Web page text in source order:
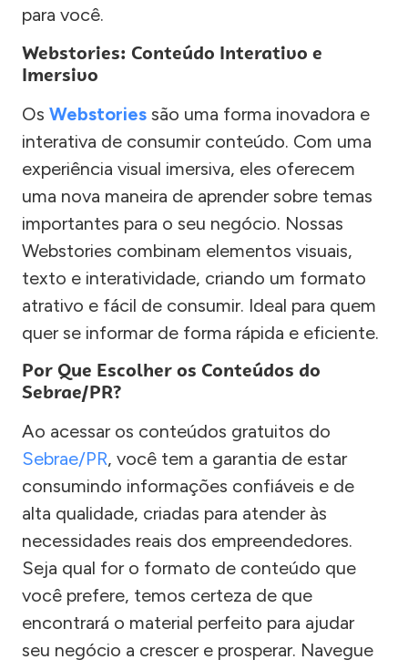
para você.
Webstories: Conteúdo Interativo e
Imersivo
Os Webstories são uma forma inovadora e
interativa de consumir conteúdo. Com uma
experiência visual imersiva, eles oferecem
uma nova maneira de aprender sobre temas
importantes para o seu negócio. Nossas
Webstories combinam elementos visuais,
texto e interatividade, criando um formato
atrativo e fácil de consumir. Ideal para quem
quer se informar de forma rápida e eficiente.
Por Que Escolher os Conteúdos do
Sebrae/PR?
Ao acessar os conteúdos gratuitos do
Sebrae/PR, você tem a garantia de estar
consumindo informações confiáveis e de
alta qualidade, criadas para atender às
necessidades reais dos empreendedores.
Seja qual for o formato de conteúdo que
você prefere, temos certeza de que
encontrará o material perfeito para ajudar
seu negócio a crescer e prosperar. Navegue